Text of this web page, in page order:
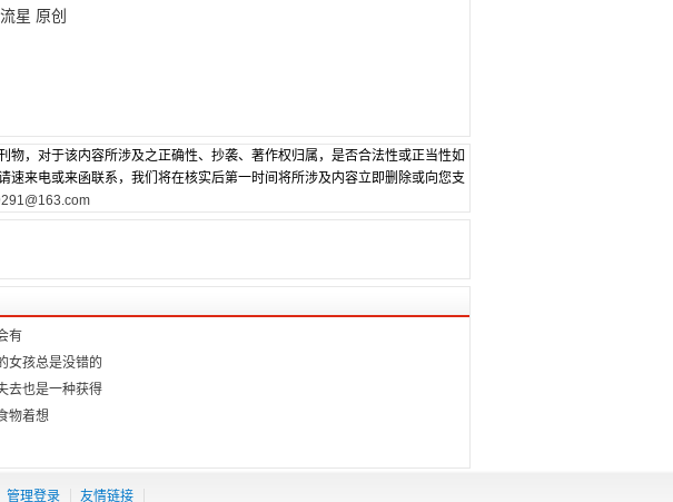
流星 原创
物，对于该内容所涉及之正确性、抄袭、著作权归属，是否合法性或正当性如
来电或来函联系，我们将在核实后第一时间将所涉及内容立即删除或向您支
有
女孩总是没错的
去也是一种获得
物着想
管理登录 友情链接